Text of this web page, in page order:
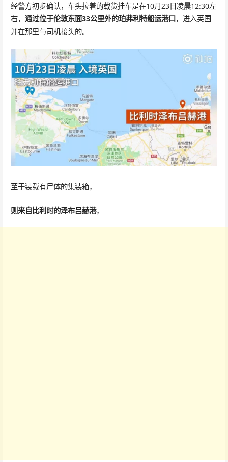
经警方初步确认，车头拉着的载货挂车是在10月23日凌晨12:30左
右， 通过位于伦敦东面33公里外的珀弗利特船运港口，进入英国
并在那里与司机接头的。
至于装载有尸体的集装箱，
则来自比利时的泽布吕赫港，